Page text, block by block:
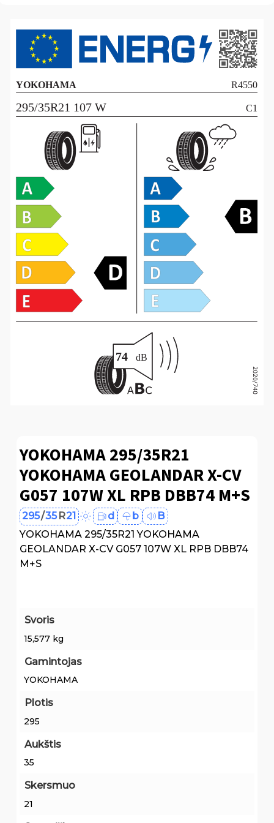
YOKOHAMA 295/35R21
YOKOHAMA GEOLANDAR X-CV
G057 107W XL RPB DBB74 M+S
295/35 R21 d b
B
YOKOHAMA 295/35R21 YOKOHAMA
GEOLANDAR X-CV G057 107W XL RPB DBB74
M+S
Svoris
15,577 kg
Gamintojas
YOKOHAMA
Plotis
295
Aukštis
35
Skersmuo
21